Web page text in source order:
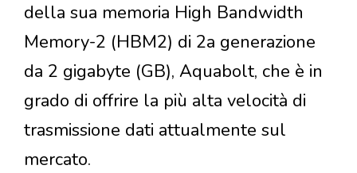
della sua memoria High Bandwidth
Memory-2 (HBM2) di 2a generazione
da 2 gigabyte (GB), Aquabolt, che è in
grado di offrire la più alta velocità di
trasmissione dati attualmente sul
mercato.